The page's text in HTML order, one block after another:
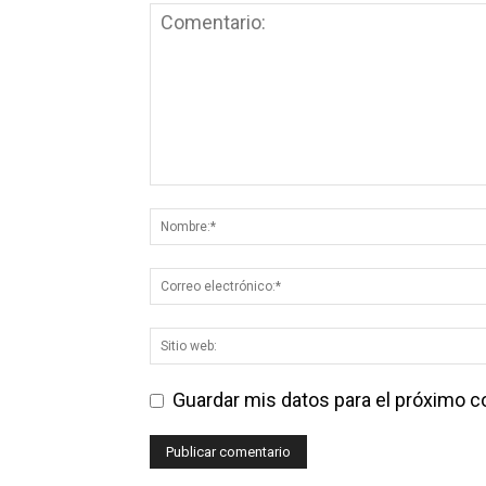
Guardar mis datos para el próximo